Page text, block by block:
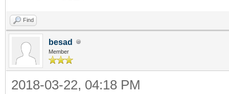
Find
besad
Member
2018-03-22, 04:18 PM